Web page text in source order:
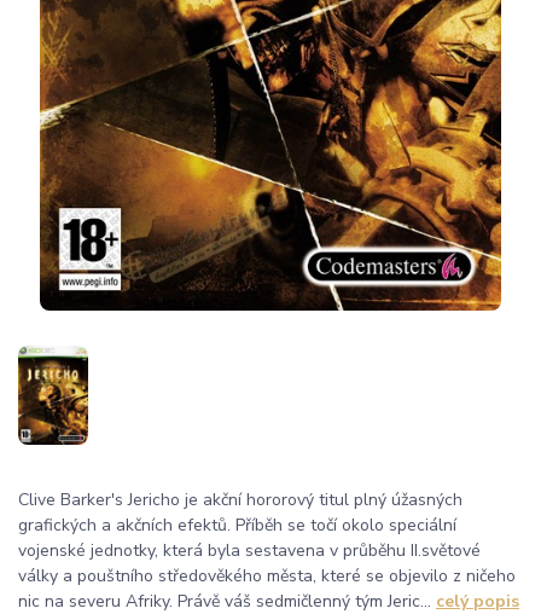
Clive Barker's Jericho je akční hororový titul plný úžasných
grafických a akčních efektů. Příběh se točí okolo speciální
vojenské jednotky, která byla sestavena v průběhu II.světové
války a pouštního středověkého města, které se objevilo z ničeho
nic na severu Afriky. Právě váš sedmičlenný tým Jeric... celý popis